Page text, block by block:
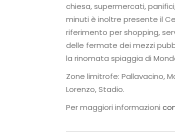
chiesa, supermercati,
minuti è inoltre presente il
riferimento per shopping,
delle fermate dei mezzi
la rinomata spiaggia di
Zone limitrofe: Pallavacino,
Lorenzo, Stadio.
Per maggiori informazioni